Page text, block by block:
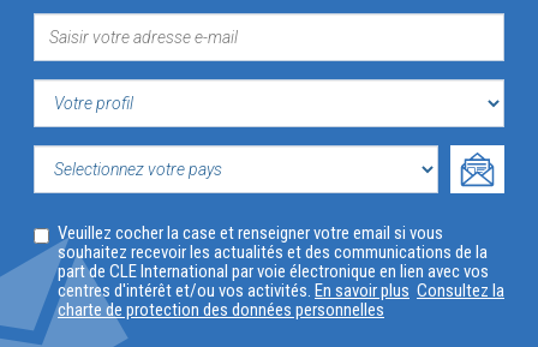
VOTRE
PROFIL
VOTRE
PAYS
Veuillez cocher la case et renseigner votre email si vous
souhaitez recevoir les actualités et des communications de la
part de CLE International par voie électronique en lien avec vos
centres d'intérêt et/ou vos activités. En savoir plus Consultez la
charte de protection des données personnelles